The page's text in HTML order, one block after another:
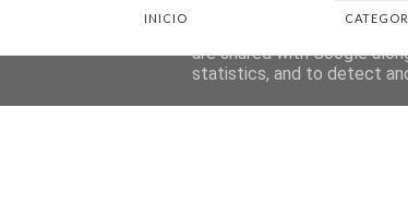
INICIO
This site uses cookies
are shared with Google
statistics, and to detect